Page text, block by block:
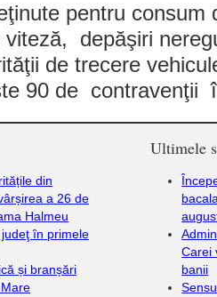
pentru consum
viteză, depăşiri
de trecere
90 de contravenţii
din
a 26 de
Halmeu
în primele
și branșări
Ultimele
Carei
banii